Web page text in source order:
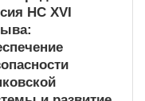
НС XVI